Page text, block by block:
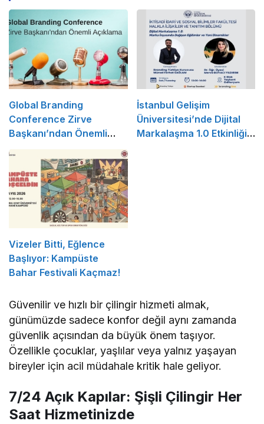
Global Branding
Conference Zirve
Başkanı’ndan Önemli
Açıklama
İstanbul Gelişim
Üniversitesi’nde Dijital
Markalaşma 1.0 Etkinliği
Vizeler Bitti, Eğlence
Başlıyor: Kampüste
Bahar Festivali Kaçmaz!
Güvenilir ve hızlı bir çilingir hizmeti almak,
günümüzde sadece konfor değil aynı zamanda
güvenlik açısından da büyük önem taşıyor.
Özellikle çocuklar, yaşlılar veya yalnız yaşayan
bireyler için acil müdahale kritik hale geliyor.
7/24 Açık Kapılar: Şişli Çilingir Her
Saat Hizmetinizde